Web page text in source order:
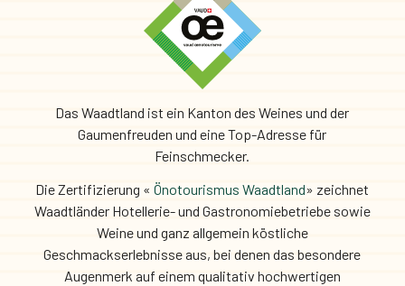
Das Waadtland ist ein Kanton des Weines und der
Gaumenfreuden und eine Top-Adresse für
Feinschmecker.
Die Zertifizierung «Önotourismus Waadtland» zeichnet
Waadtländer Hotellerie- und Gastronomiebetriebe sowie
Weine und ganz allgemein köstliche
Geschmackserlebnisse aus, bei denen das besondere
Augenmerk auf einem qualitativ hochwertigen